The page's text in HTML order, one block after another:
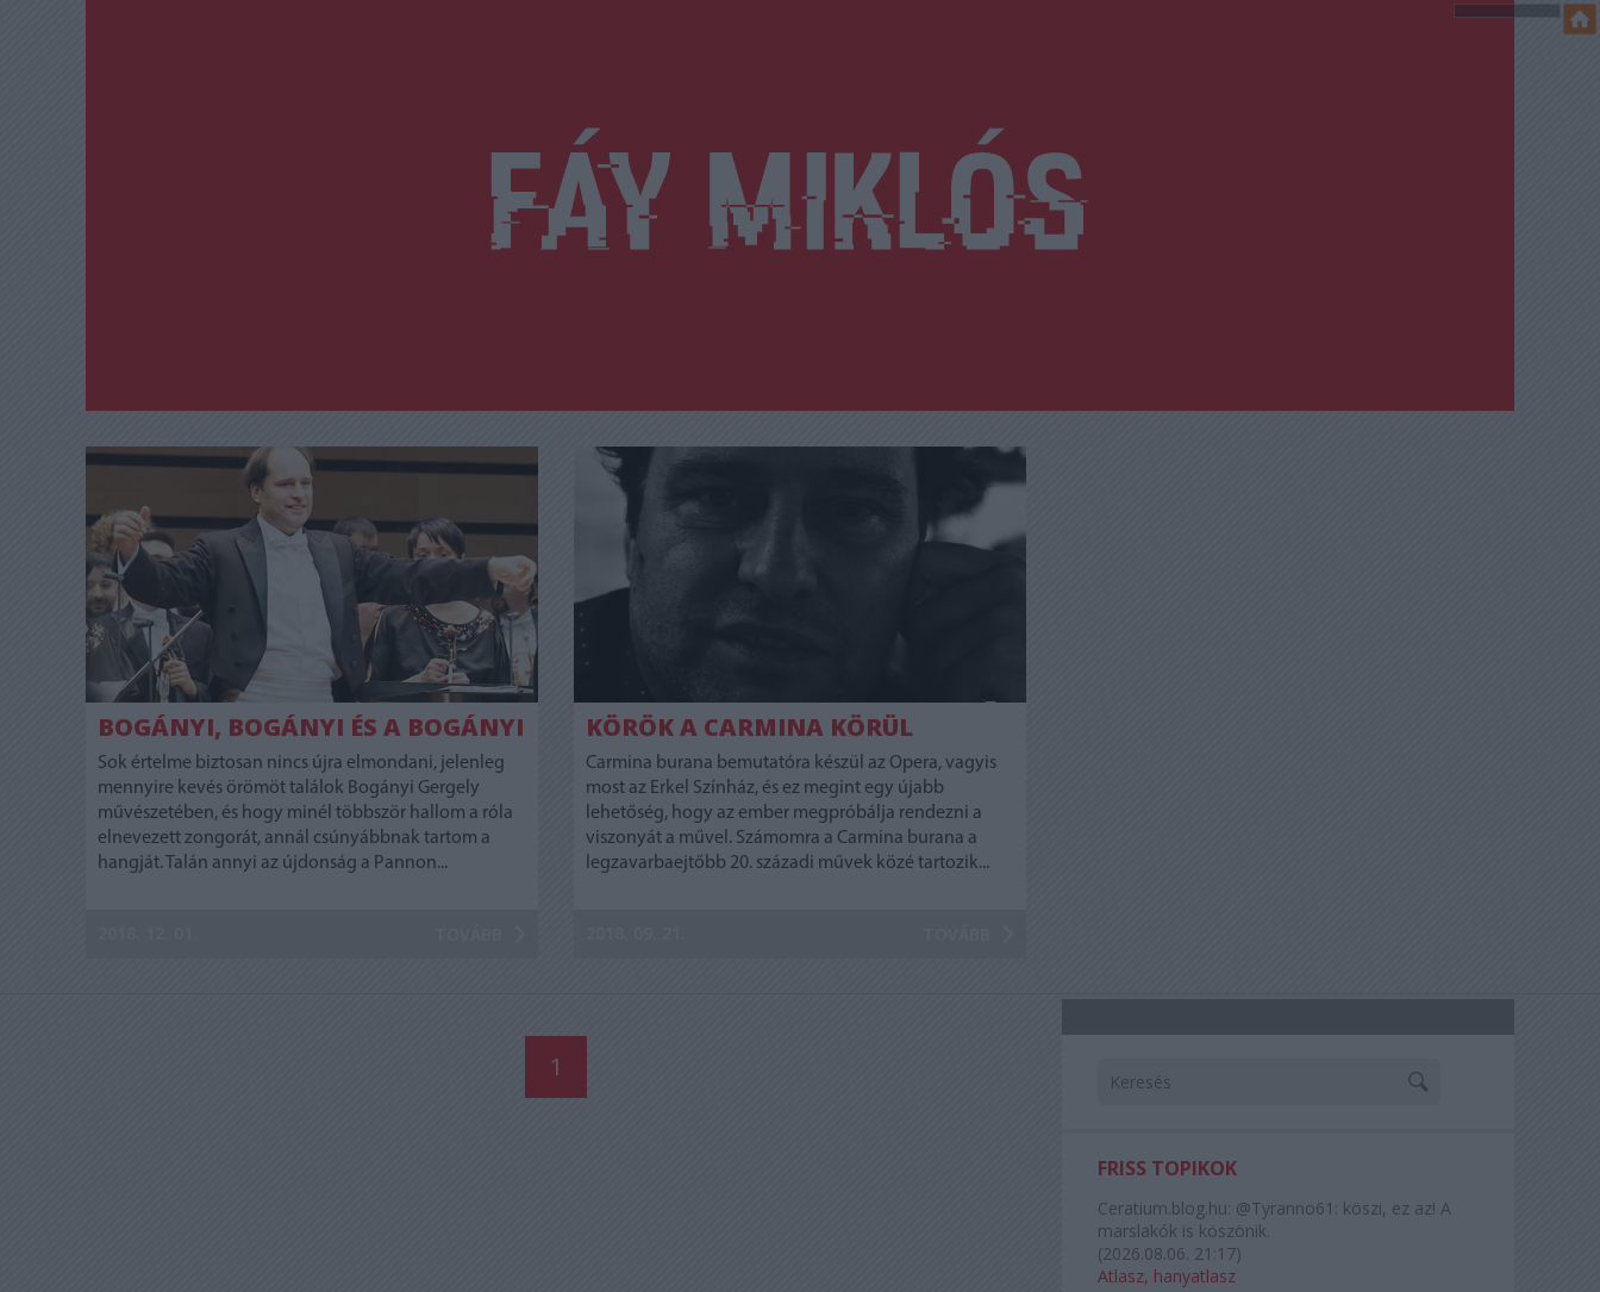
BOGÁNYI, BOGÁNYI ÉS A BOGÁNYI
Sok értelme biztosan nincs újra elmondani, jelenleg
mennyire kevés örömöt találok Bogányi Gergely
művészetében, és hogy minél többször hallom a róla
elnevezett zongorát, annál csúnyábbnak tartom a
hangját. Talán annyi az újdonság a Pannon...
KÖRÖK A CARMINA KÖRÜL
Carmina burana bemutatóra készül az Opera, vagyis
most az Erkel Színház, és ez megint egy újabb
lehetőség, hogy az ember megpróbálja rendezni a
viszonyát a művel. Számomra a Carmina burana a
legzavarbaejtőbb 20. századi művek közé tartozik...
1
FRISS TOPIKOK
Ceratium.blog.hu: @Tyranno61: köszi, ez az! A
marslakók is köszönik.
(2026.08.06. 21:17)
Atlasz, hanyatlasz